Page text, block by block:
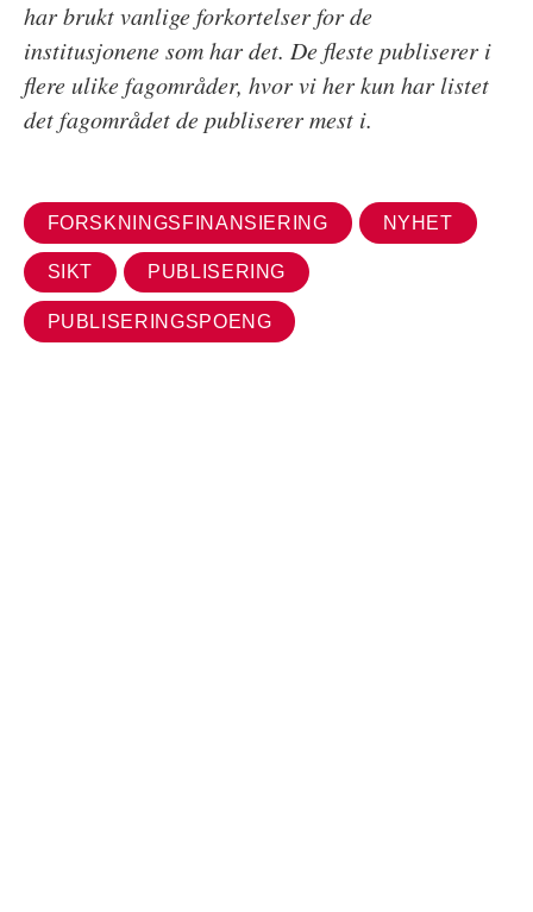
har brukt vanlige forkortelser for de
institusjonene som har det. De fleste publiserer i
flere ulike fagområder, hvor vi her kun har listet
det fagområdet de publiserer mest i.
FORSKNINGSFINANSIERING NYHET
SIKT PUBLISERING
PUBLISERINGSPOENG